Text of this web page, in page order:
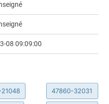
08 09:09:00
47860-32031